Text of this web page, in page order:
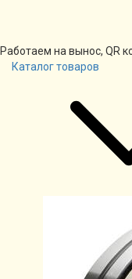
Работаем на вынос, QR
Каталог товаров